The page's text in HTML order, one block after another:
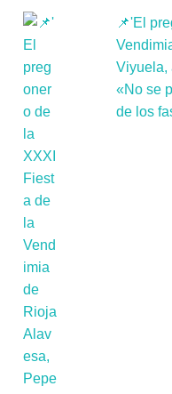
📌'El
Viyuela,
«No se
de los